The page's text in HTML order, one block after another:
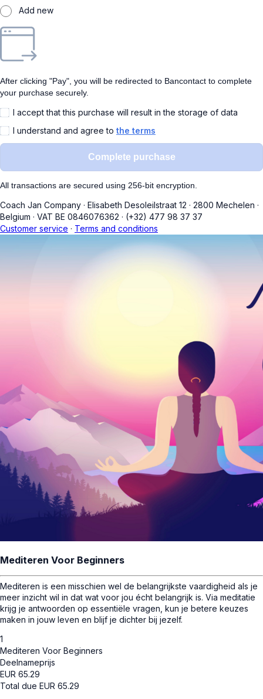
Add new
After clicking "Pay", you will be redirected to Bancontact to complete
your purchase securely.
I accept that this purchase will result in the storage of data
I understand and agree to the terms
Complete purchase
All transactions are secured using 256-bit encryption.
Coach Jan Company · Elisabeth Desoleilstraat 12 · 2800 Mechelen ·
Belgium · VAT BE 0846076362 · (+32) 477 98 37 37
Customer service · Terms and conditions
Mediteren Voor Beginners
Mediteren is een misschien wel de belangrijkste vaardigheid als je
meer inzicht wil in dat wat voor jou écht belangrijk is. Via meditatie
krijg je antwoorden op essentiële vragen, kun je betere keuzes
maken in jouw leven en blijf je dichter bij jezelf.
1
Mediteren Voor Beginners
Deelnameprijs
EUR 65.29
Total due EUR 65.29